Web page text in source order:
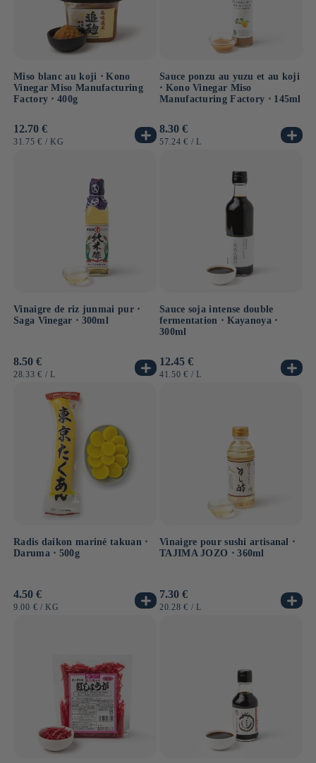
Miso blanc au koji ⋅ Kono
Vinegar Miso Manufacturing
Factory ⋅ 400g
Prix
habituel
12.70 €
PRIX
31.75 € / PAR
KG
Sauce ponzu au yuzu et au koji
⋅ Kono Vinegar Miso
Manufacturing Factory ⋅ 145ml
Prix
habituel
8.30 €
PRIX
57.24 € / PAR
L
Vinaigre de riz junmai pur ⋅
Saga Vinegar ⋅ 300ml
Prix
habituel
8.50 €
PRIX
28.33 € / PAR
L
Sauce soja intense double
fermentation ⋅ Kayanoya ⋅
300ml
Prix
habituel
12.45 €
PRIX
41.50 € / PAR
L
Radis daikon mariné takuan ⋅
Daruma ⋅ 500g
Prix
habituel
4.50 €
PRIX
9.00 € / PAR
KG
Vinaigre pour sushi artisanal ⋅
TAJIMA JOZO ⋅ 360ml
Prix
habituel
7.30 €
PRIX
20.28 € / PAR
L